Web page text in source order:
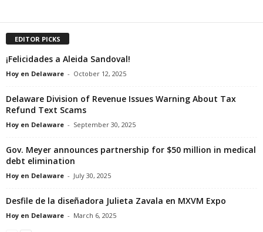
EDITOR PICKS
¡Felicidades a Aleida Sandoval!
Hoy en Delaware - October 12, 2025
Delaware Division of Revenue Issues Warning About Tax
Refund Text Scams
Hoy en Delaware - September 30, 2025
Gov. Meyer announces partnership for $50 million in medical
debt elimination
Hoy en Delaware - July 30, 2025
Desfile de la diseñadora Julieta Zavala en MXVM Expo
Hoy en Delaware - March 6, 2025